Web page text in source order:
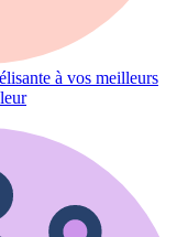
à vos meilleurs